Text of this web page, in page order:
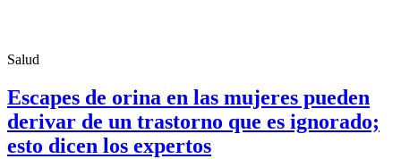
Salud
Escapes de orina en las mujeres pueden
derivar de un trastorno que es ignorado;
esto dicen los expertos